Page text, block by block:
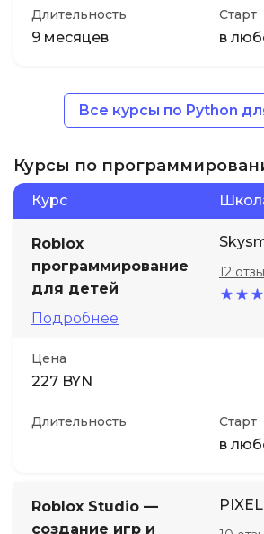
Длительность
9 месяцев
Старт
в
Все курсы по Python
Курсы по
Курс
Roblox
программирование
для детей
Подробнее
12
Цена
227 BYN
Длительность Старт
в
Roblox Studio —
создание игр и
PIXEL